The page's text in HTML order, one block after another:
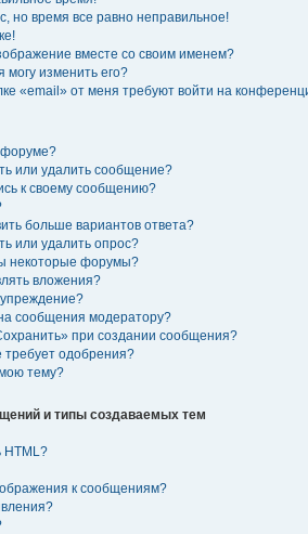
но время все равно неправильное!
вместе со своим именем?
могу изменить его?
«email» от меня требуют войти на
форуме?
или удалить сообщение?
к своему сообщению?
больше вариантов ответа?
или удалить опрос?
некоторые форумы?
вложения?
сообщения модератору?
при создании сообщения?
одобрения?
тему?
и типы создаваемых тем
HTML?
к сообщениям?